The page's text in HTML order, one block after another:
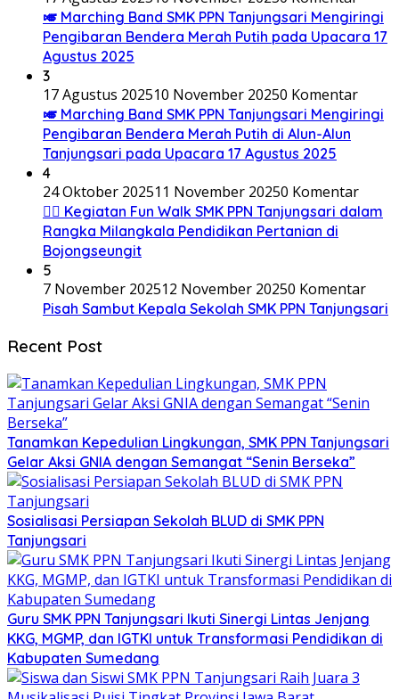
🎺 Marching Band SMK PPN Tanjungsari Mengiringi
Pengibaran Bendera Merah Putih pada Upacara 17
Agustus 2025
3
17 Agustus 202510 November 20250 Komentar
🎺 Marching Band SMK PPN Tanjungsari Mengiringi
Pengibaran Bendera Merah Putih di Alun-Alun
Tanjungsari pada Upacara 17 Agustus 2025
4
24 Oktober 202511 November 20250 Komentar
🚶‍♂️ Kegiatan Fun Walk SMK PPN Tanjungsari dalam
Rangka Milangkala Pendidikan Pertanian di
Bojongseungit
5
7 November 202512 November 20250 Komentar
Pisah Sambut Kepala Sekolah SMK PPN Tanjungsari
Recent Post
Tanamkan Kepedulian Lingkungan, SMK PPN Tanjungsari
Gelar Aksi GNIA dengan Semangat “Senin Berseka”
Sosialisasi Persiapan Sekolah BLUD di SMK PPN
Tanjungsari
Guru SMK PPN Tanjungsari Ikuti Sinergi Lintas Jenjang
KKG, MGMP, dan IGTKI untuk Transformasi Pendidikan di
Kabupaten Sumedang